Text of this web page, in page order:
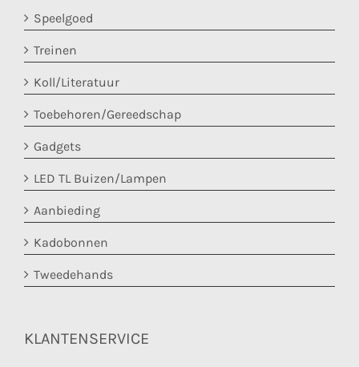
Speelgoed
Treinen
Koll/Literatuur
Toebehoren/Gereedschap
Gadgets
LED TL Buizen/Lampen
Aanbieding
Kadobonnen
Tweedehands
KLANTENSERVICE